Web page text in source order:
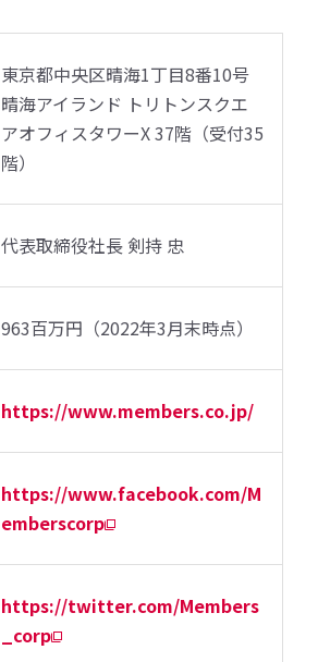
東京都中央区晴海1丁目8番10号
晴海アイランド トリトンスクエ
アオフィスタワーX 37階（受付35
階）
代表取締役社長 剣持 忠
963百万円（2022年3月末時点）
https://www.members.co.jp/
https://www.facebook.com/M
emberscorp
https://twitter.com/Members
_corp